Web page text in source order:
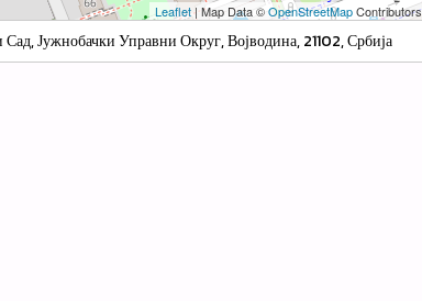
Leaflet| Map Data ©OpenStreetMapContributors
Јужнобачки Управни Округ, Војводина, 21102, Србија